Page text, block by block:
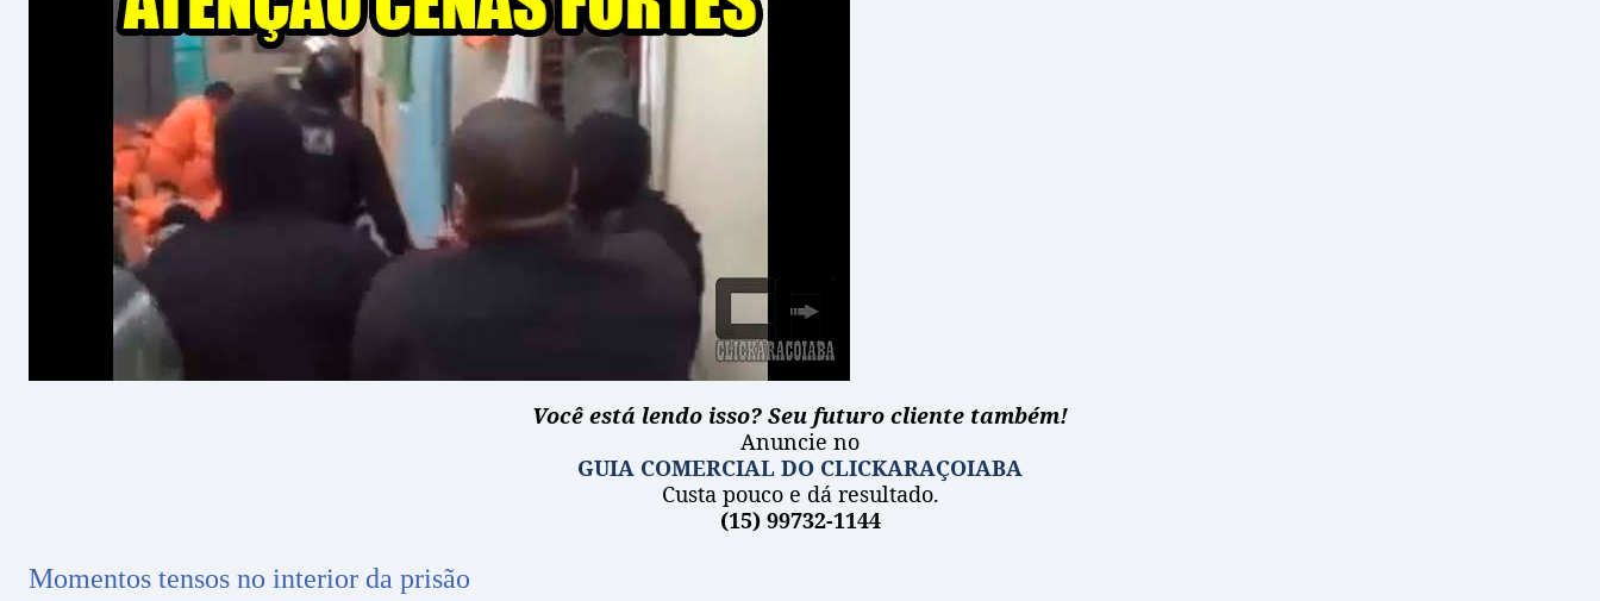
Você está lendo isso? Seu futuro cliente também!
Anuncie no
GUIA COMERCIAL DO CLICKARAÇOIABA
Custa pouco e dá resultado.
(15) 99732-1144
Momentos tensos no interior da prisão